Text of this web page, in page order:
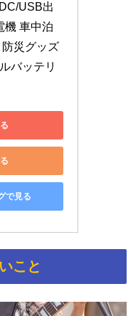
USB出
機 車中泊
災グッズ
バッテリ
で見る
こと